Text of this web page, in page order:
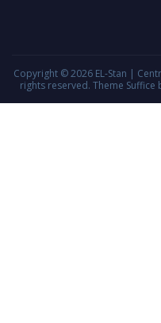
Copyright © 2026 EL-Stan |
rights reserved. Theme Suffice